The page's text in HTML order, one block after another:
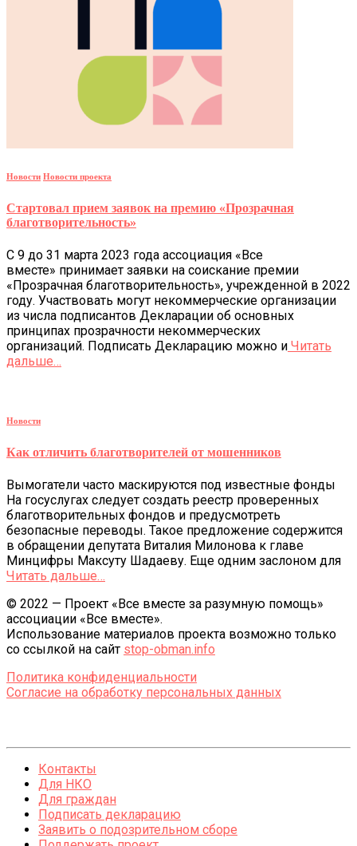
Новости Новости проекта
Стартовал прием заявок на премию «Прозрачная
благотворительность»
С 9 до 31 марта 2023 года ассоциация «Все
вместе» принимает заявки на соискание премии
«Прозрачная благотворительность», учрежденной в 2022
году. Участвовать могут некоммерческие организации
из числа подписантов Декларации об основных
принципах прозрачности некоммерческих
организаций. Подписать Декларацию можно и Читать
дальше…
Новости
Как отличить благотворителей от мошенников
Вымогатели часто маскируются под известные фонды
На госуслугах следует создать реестр проверенных
благотворительных фондов и предусмотреть
безопасные переводы. Такое предложение содержится
в обращении депутата Виталия Милонова к главе
Минцифры Максуту Шадаеву. Еще одним заслоном для
Читать дальше…
© 2022 — Проект «Все вместе за разумную помощь»
ассоциации «Все вместе».
Использование материалов проекта возможно только
со ссылкой на сайт stop-obman.info
Политика конфиденциальности
Согласие на обработку персональных данных
Контакты
Для НКО
Для граждан
Подписать декларацию
Заявить о подозрительном сборе